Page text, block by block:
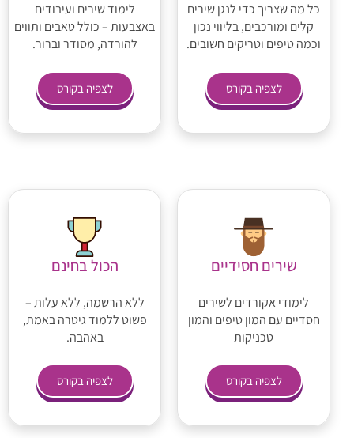
כל מה שצריך כדי לנגן שירים
קלים ומורכבים, בליווי נכון
וכמה טיפים וטריקים חשובים.
לצפיה בקורס
לימוד שירים ועיבודים
באצבעות – כולל טאבים ותווים
להורדה, מסודר וברור.
לצפיה בקורס
שירים חסידיים
לימודי אקורדים לשירים
חסדיים עם המון טיפים והמון
טכניקות
לצפיה בקורס
הכול בחינם
ללא הרשמה, ללא עלות –
פשוט ללמוד גיטרה באמת,
באהבה.
לצפיה בקורס